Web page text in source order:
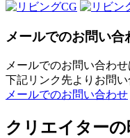
メールでのお問い合
メールでのお問い合わせ
下記リンク先よりお問い
メールでのお問い合わせ
クリエイター